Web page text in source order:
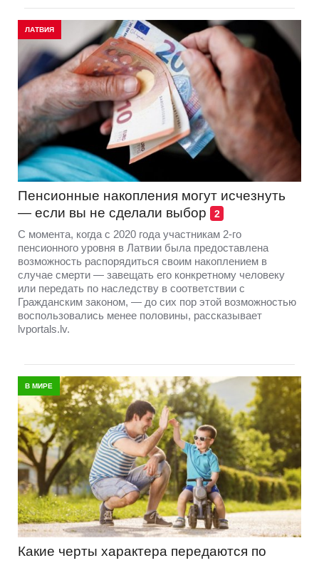
ЛАТВИЯ
Пенсионные накопления могут исчезнуть
— если вы не сделали выбор
2
С момента, когда с 2020 года участникам 2-го
пенсионного уровня в Латвии была предоставлена
возможность распорядиться своим накоплением в
случае смерти — завещать его конкретному человеку
или передать по наследству в соответствии с
Гражданским законом, — до сих пор этой возможностью
воспользовались менее половины, рассказывает
lvportals.lv.
В МИРЕ
Какие черты характера передаются по